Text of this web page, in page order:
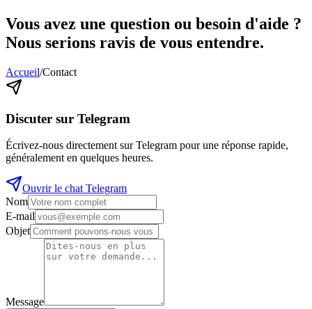
Vous avez une question ou besoin d'aide ?
Nous serions ravis de vous entendre.
Accueil/Contact
Discuter sur Telegram
Écrivez-nous directement sur Telegram pour une réponse rapide,
généralement en quelques heures.
Ouvrir le chat Telegram
Nom
E-mail
Objet
Message